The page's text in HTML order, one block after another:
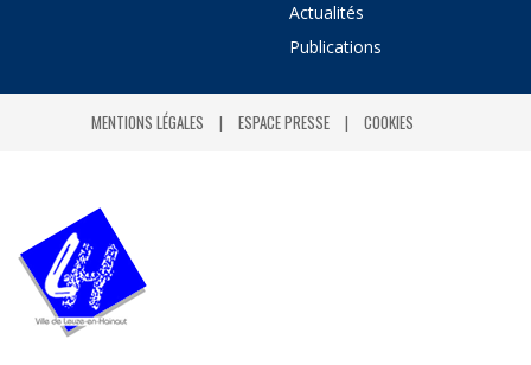
Actualités
Publications
MENTIONS LÉGALES ESPACE PRESSE COOKIES